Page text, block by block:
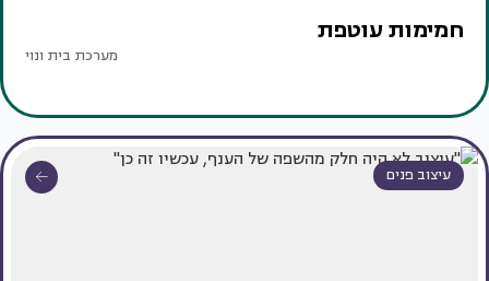
חמימות עוטפת
מערכת בית ונוי
עיצוב פנים